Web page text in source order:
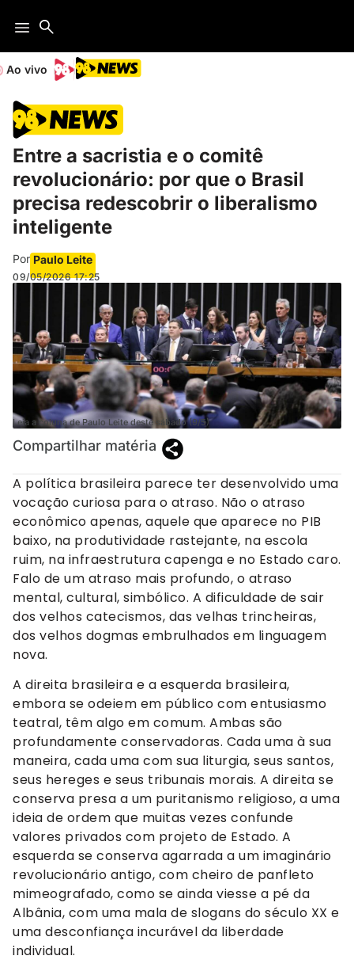
Ao vivo
Entre a sacristia e o comitê
revolucionário: por que o Brasil
precisa redescobrir o liberalismo
inteligente
Por Paulo Leite
09/05/2026 17:25
Leia a coluna de Paulo Leite deste sábado (9/5)
Compartilhar matéria
A política brasileira parece ter desenvolvido uma
vocação curiosa para o atraso. Não o atraso
econômico apenas, aquele que aparece no PIB
baixo, na produtividade rastejante, na escola
ruim, na infraestrutura capenga e no Estado caro.
Falo de um atraso mais profundo, o atraso
mental, cultural, simbólico. A dificuldade de sair
dos velhos catecismos, das velhas trincheiras,
dos velhos dogmas embrulhados em linguagem
nova.
A direita brasileira e a esquerda brasileira,
embora se odeiem em público com entusiasmo
teatral, têm algo em comum. Ambas são
profundamente conservadoras. Cada uma à sua
maneira, cada uma com sua liturgia, seus santos,
seus hereges e seus tribunais morais. A direita se
conserva presa a um puritanismo religioso, a uma
ideia de ordem que muitas vezes confunde
valores privados com projeto de Estado. A
esquerda se conserva agarrada a um imaginário
revolucionário antigo, com cheiro de panfleto
mimeografado, como se ainda viesse a pé da
Albânia, com uma mala de slogans do século XX e
uma desconfiança incurável da liberdade
individual.